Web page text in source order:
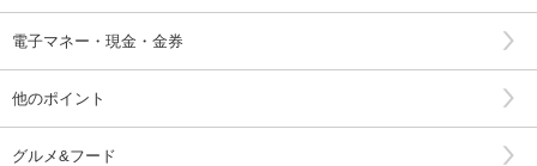
電子マネー・現金・金券
他のポイント
グルメ&フード